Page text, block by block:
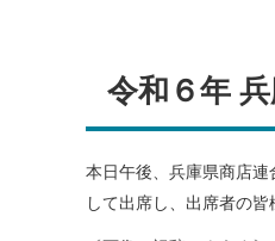
令和６年
本日午後、兵庫県商店
して出席し、出席者の皆